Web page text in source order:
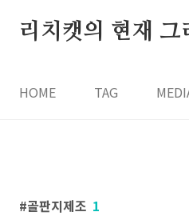
리치캣의 현재 그
HOME TAG
골판지제조 1